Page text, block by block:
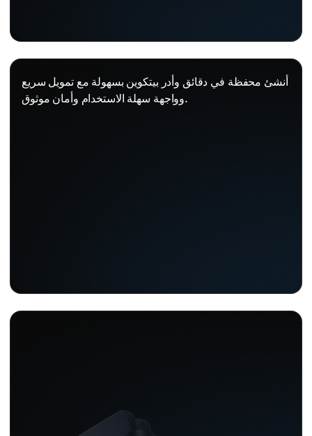
أنشئ محفظة في دقائق وأدر بيتكوين بسهولة مع تمويل سريع
وواجهة سهلة الاستخدام وأمان موثوق.